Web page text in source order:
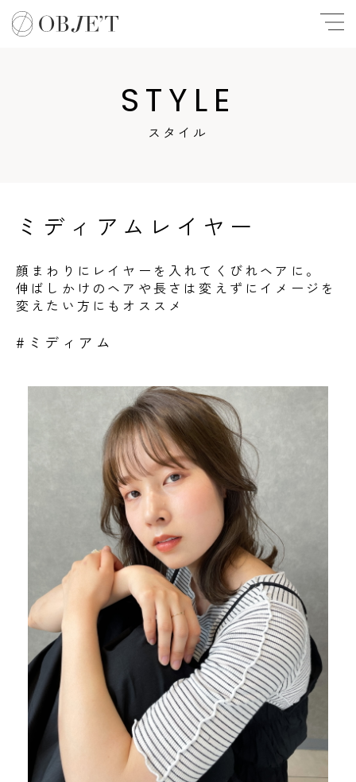
STYLE
スタイル
ミディアムレイヤー
顔まわりにレイヤーを入れてくびれヘアに。
伸ばしかけのヘアや長さは変えずにイメージを
変えたい方にもオススメ
#ミディアム